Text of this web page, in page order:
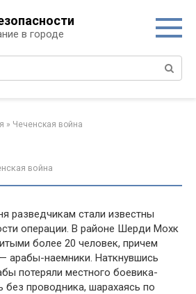
в городе
» Чеченская война
война
разведчикам стали известны
операции. В районе Шерди Мохк
более 20 человек, при­чем
арабы-наемники. Наткнув­шись
потеряли местного боеви­ка-
без проводника, шарахаясь по